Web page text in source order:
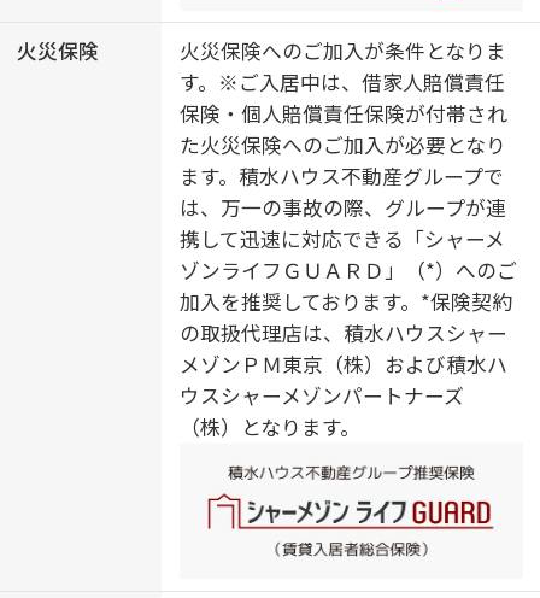
浄機能付便座）／バス・トイレ（セ
パレイト）／ウォークインクローゼ
ット／大型玄関収納／下駄箱／全居
室エアコン付／エアコン（３台設
置）／バルコニー／断熱等性能等級
６
火災保険
火災保険へのご加入が条件となりま
す。※ご入居中は、借家人賠償責任
保険・個人賠償責任保険が付帯され
た火災保険へのご加入が必要となり
ます。積水ハウス不動産グループで
は、万一の事故の際、グループが連
携して迅速に対応できる「シャーメ
ゾンライフＧＵＡＲＤ」（*）へのご
加入を推奨しております。*保険契約
の取扱代理店は、積水ハウスシャー
メゾンＰＭ東京（株）および積水ハ
ウスシャーメゾンパートナーズ
（株）となります。